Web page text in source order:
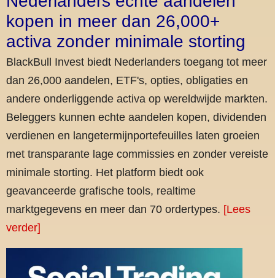
kopen in meer dan 26,000+
activa zonder minimale storting
BlackBull Invest biedt Nederlanders toegang tot meer
dan 26,000 aandelen, ETF's, opties, obligaties en
andere onderliggende activa op wereldwijde markten.
Beleggers kunnen echte aandelen kopen, dividenden
verdienen en langetermijnportefeuilles laten groeien
met transparante lage commissies en zonder vereiste
minimale storting. Het platform biedt ook
geavanceerde grafische tools, realtime
marktgegevens en meer dan 70 ordertypes. [Lees
verder]